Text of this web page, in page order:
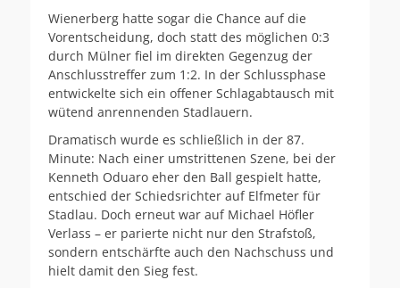
Wienerberg hatte sogar die Chance auf die
Vorentscheidung, doch statt des möglichen 0:3
durch Mülner fiel im direkten Gegenzug der
Anschlusstreffer zum 1:2. In der Schlussphase
entwickelte sich ein offener Schlagabtausch mit
wütend anrennenden Stadlauern.
Dramatisch wurde es schließlich in der 87.
Minute: Nach einer umstrittenen Szene, bei der
Kenneth Oduaro eher den Ball gespielt hatte,
entschied der Schiedsrichter auf Elfmeter für
Stadlau. Doch erneut war auf Michael Höfler
Verlass – er parierte nicht nur den Strafstoß,
sondern entschärfte auch den Nachschuss und
hielt damit den Sieg fest.